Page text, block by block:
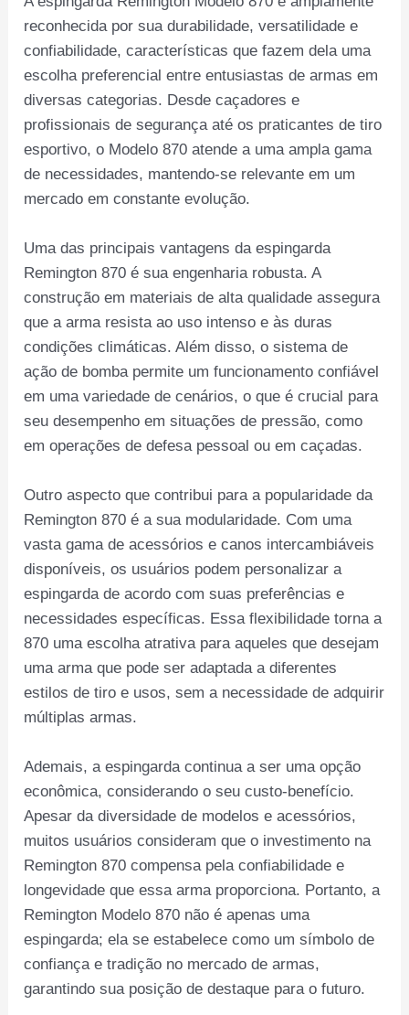
reconhecida por sua durabilidade, versatilidade e
confiabilidade, características que fazem dela uma
escolha preferencial entre entusiastas de armas em
diversas categorias. Desde caçadores e
profissionais de segurança até os praticantes de tiro
esportivo, o Modelo 870 atende a uma ampla gama
de necessidades, mantendo-se relevante em um
mercado em constante evolução.
Uma das principais vantagens da espingarda
Remington 870 é sua engenharia robusta. A
construção em materiais de alta qualidade assegura
que a arma resista ao uso intenso e às duras
condições climáticas. Além disso, o sistema de
ação de bomba permite um funcionamento confiável
em uma variedade de cenários, o que é crucial para
seu desempenho em situações de pressão, como
em operações de defesa pessoal ou em caçadas.
Outro aspecto que contribui para a popularidade da
Remington 870 é a sua modularidade. Com uma
vasta gama de acessórios e canos intercambiáveis
disponíveis, os usuários podem personalizar a
espingarda de acordo com suas preferências e
necessidades específicas. Essa flexibilidade torna a
870 uma escolha atrativa para aqueles que desejam
uma arma que pode ser adaptada a diferentes
estilos de tiro e usos, sem a necessidade de adquirir
múltiplas armas.
Ademais, a espingarda continua a ser uma opção
econômica, considerando o seu custo-benefício.
Apesar da diversidade de modelos e acessórios,
muitos usuários consideram que o investimento na
Remington 870 compensa pela confiabilidade e
longevidade que essa arma proporciona. Portanto, a
Remington Modelo 870 não é apenas uma
espingarda; ela se estabelece como um símbolo de
confiança e tradição no mercado de armas,
garantindo sua posição de destaque para o futuro.